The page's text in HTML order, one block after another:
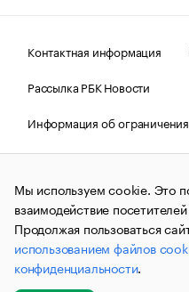
Контактная информация
Рассылка РБК Новости
Информация об
Правовая информация
О
© АО
и материалы
(зарегистрировано
связи, информационных
коммуникаций
№ФС77-63848)
публикации могут
Мы используем cookie. Это
взаимодействие
Продолжая пользоваться
использованием файлов
конфиденциальности.